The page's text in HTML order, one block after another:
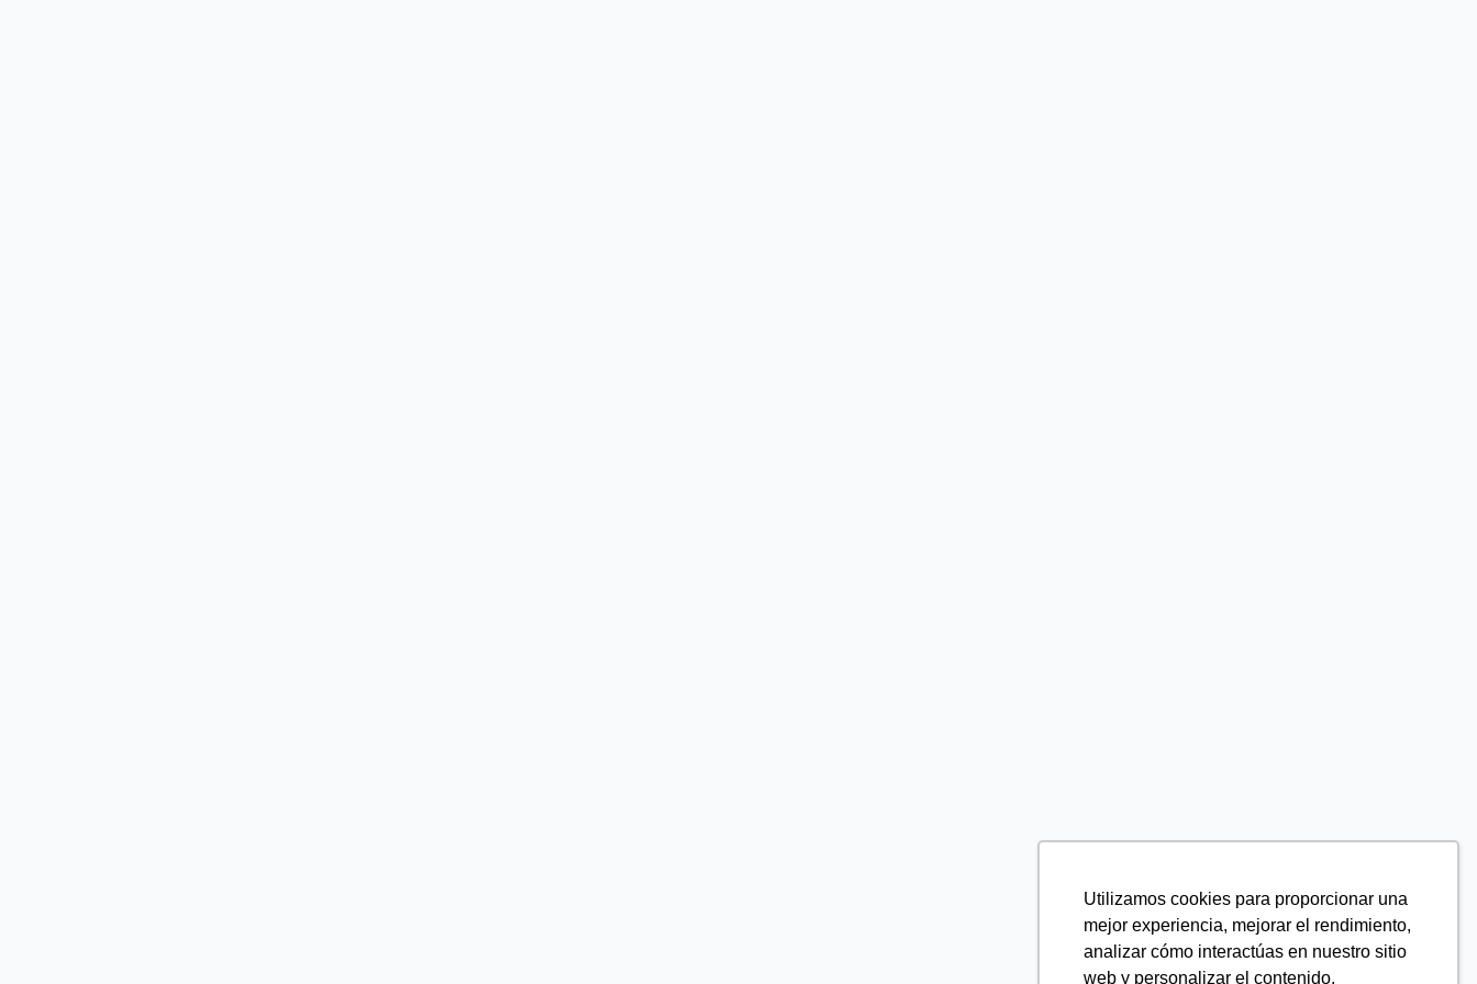
Utilizamos cookies para proporcionar una
mejor experiencia, mejorar el rendimiento,
analizar cómo interactúas en nuestro sitio
web y personalizar el contenido.